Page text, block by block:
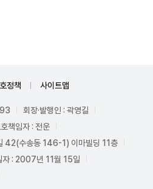
정책 사이트맵
회장·발행인 : 곽영길
책임자 : 전운
42(수송동 146-1) 이마빌딩 11층
자 : 2007년 11월 15일